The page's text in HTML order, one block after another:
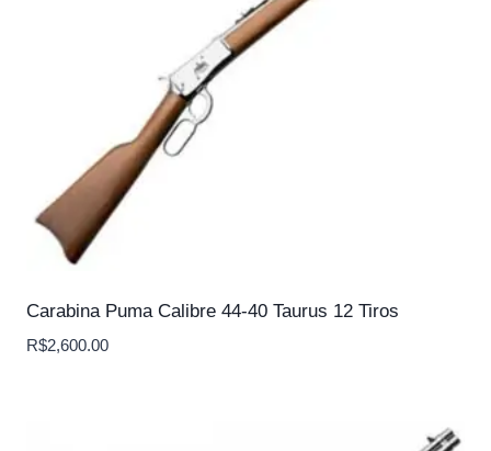
Carabina Puma Calibre 44-40 Taurus 12 Tiros
R$2,600.00